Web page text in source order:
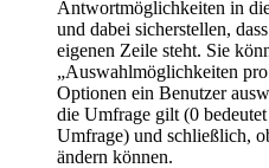
Antwortmöglichkeiten in
und dabei sicherstellen,
eigenen Zeile steht. Sie
„Auswahlmöglichkeiten
Optionen ein Benutzer
die Umfrage gilt (0
Umfrage) und schließlich,
ändern können.